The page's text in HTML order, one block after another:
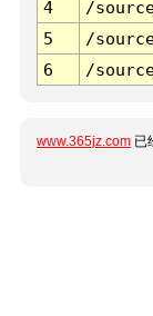
4
/
5
/
6
/
www.365jz.com 已